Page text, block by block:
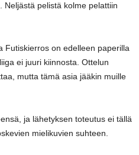
Neljästä pelistä kolme pelattiin
Futiskierros on edelleen paperilla
ei juuri kiinnosta. Ottelun
mutta tämä asia jääkin muille
ja lähetyksen toteutus ei tällä
mielikuvien suhteen.